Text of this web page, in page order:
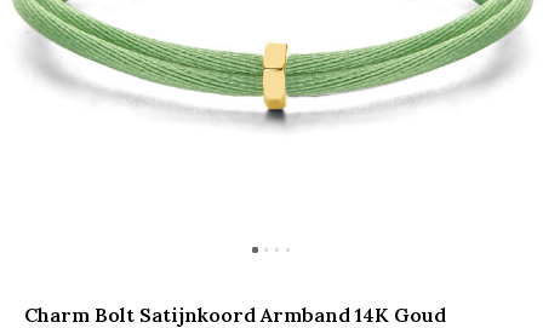
Charm Bolt Satijnkoord Armband 14K Goud